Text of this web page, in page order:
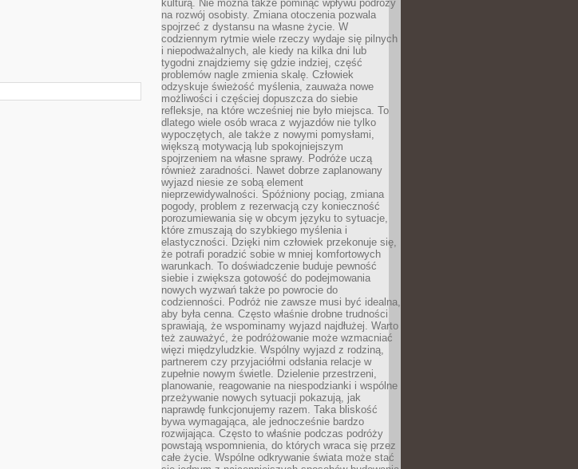
kulturą. Nie można także pominąć wpływu podróży
na rozwój osobisty. Zmiana otoczenia pozwala
spojrzeć z dystansu na własne życie. W
codziennym rytmie wiele rzeczy wydaje się pilnych
i niepodważalnych, ale kiedy na kilka dni lub
tygodni znajdziemy się gdzie indziej, część
problemów nagle zmienia skalę. Człowiek
odzyskuje świeżość myślenia, zauważa nowe
możliwości i częściej dopuszcza do siebie
refleksje, na które wcześniej nie było miejsca. To
dlatego wiele osób wraca z wyjazdów nie tylko
wypoczętych, ale także z nowymi pomysłami,
większą motywacją lub spokojniejszym
spojrzeniem na własne sprawy. Podróże uczą
również zaradności. Nawet dobrze zaplanowany
wyjazd niesie ze sobą element
nieprzewidywalności. Spóźniony pociąg, zmiana
pogody, problem z rezerwacją czy konieczność
porozumiewania się w obcym języku to sytuacje,
które zmuszają do szybkiego myślenia i
elastyczności. Dzięki nim człowiek przekonuje się,
że potrafi poradzić sobie w mniej komfortowych
warunkach. To doświadczenie buduje pewność
siebie i zwiększa gotowość do podejmowania
nowych wyzwań także po powrocie do
codzienności. Podróż nie zawsze musi być idealna,
aby była cenna. Często właśnie drobne trudności
sprawiają, że wspominamy wyjazd najdłużej. Warto
też zauważyć, że podróżowanie może wzmacniać
więzi międzyludzkie. Wspólny wyjazd z rodziną,
partnerem czy przyjaciółmi odsłania relacje w
zupełnie nowym świetle. Dzielenie przestrzeni,
planowanie, reagowanie na niespodzianki i wspólne
przeżywanie nowych sytuacji pokazują, jak
naprawdę funkcjonujemy razem. Taka bliskość
bywa wymagająca, ale jednocześnie bardzo
rozwijająca. Często to właśnie podczas podróży
powstają wspomnienia, do których wraca się przez
całe życie. Wspólne odkrywanie świata może stać